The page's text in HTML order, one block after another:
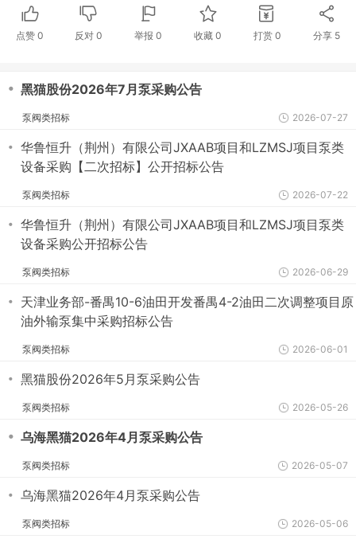
点赞 0 反对0 举报 0 收藏 0 打赏 0 分享 5
・ 黑猫股份2026年7月泵采购公告
泵阀类招标 2026-07-27
・ 华鲁恒升（荆州）有限公司JXAAB项目和LZMSJ项目泵类
设备采购【二次招标】公开招标公告
泵阀类招标 2026-07-22
・ 华鲁恒升（荆州）有限公司JXAAB项目和LZMSJ项目泵类
设备采购公开招标公告
泵阀类招标 2026-06-29
・ 天津业务部-番禺10-6油田开发番禺4-2油田二次调整项目原
油外输泵集中采购招标公告
泵阀类招标 2026-06-01
・ 黑猫股份2026年5月泵采购公告
泵阀类招标 2026-05-26
・ 乌海黑猫2026年4月泵采购公告
泵阀类招标 2026-05-07
・ 乌海黑猫2026年4月泵采购公告
泵阀类招标 2026-05-06